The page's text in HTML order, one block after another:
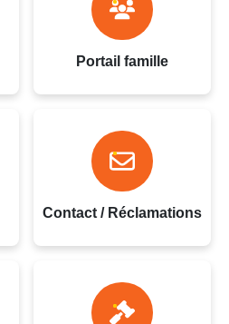
Portail famille
Contact / Réclamations